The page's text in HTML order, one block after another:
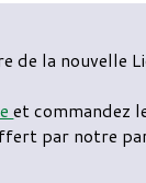
de la nouvelle
et commandez
par notre